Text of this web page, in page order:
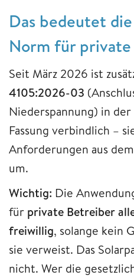
Das bedeutet
Norm für
Seit März 2026 ist
4105:2026-03
Niederspannung) in
Fassung verbindlich –
Anforderungen aus
um.
Wichtig: Die
für private Betreiber
freiwillig, solange kein
sie verweist. Das
nicht. Wer die